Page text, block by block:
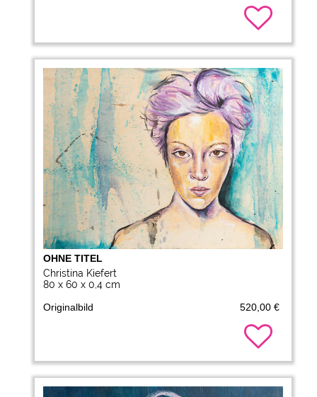
OHNE TITEL
Christina Kiefert
80 x 60 x 0,4 cm
Originalbild
520,00 €